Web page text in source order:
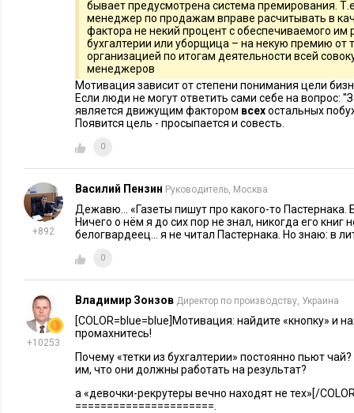
менеджеров среднего звена. Запомнилось четыре
отмечают как наиболее значимые:
1.Навыки – возможность развивать практический опыт,
2.Полномочия – предоставляемые и делегируемые;
3.Заработная плата;
4.Развитие потенциала или самореализация.
Выступление Андрея было насыщено практическими
иллюстрациями. А тезис ясен: мотивация – это не оплата,
Анастасия Симакова:
«Центральная идея выступления
должна быть инструментом менеджера. С этим сложно не
мотивации персонала, мы зачастую имеем в виду
– одна сторона медали. Вторая сторона – это, так
сотрудников, с которой мало кто из руководителей
потребностях, которые побуждают людей к активным
достижение результата. Иллюстрацией послужили
исследования мотивации менеджеров: материальная
30% опрошенных. Оставшиеся 70% распределились между
желание достигать вполне определенных результатов,
полномочий и ответственности и так далее. Сразу замечу,
бывает предусмотрена система премирования.
менеджер по продажам вправе расчитывать в
фактора не некий процент с обеспечиваемого им
бухгалтерии или уборщица – на некую премию от
организацией по итогам деятельности всей
менеджеров
Мотивация зависит от степени понимания цели
Если люди не могут ответить сами себе на вопрос:
является движущим фактором всехостальных
Появится цель - просыпается и совесть.
0
+892
Василий Пензин Руководитель, Москва
Дежавю... «Газеты пишут про какого-то Пастернака.
Ничего о нём я до сих пор не знал, никогда его книг
белогвардеец… я не читал Пастернака. Но знаю: в
0
+10253
Владимир Зонзов Директор по производству, Украина
[COLOR=blue=blue]Мотивация: найдите «кнопку» и
промахнитесь!
Почему «тетки из бухгалтерии» постоянно пьют
им, что они должны работать на результат?
а «девочки-рекрутеры вечно находят не тех»[/
======================.